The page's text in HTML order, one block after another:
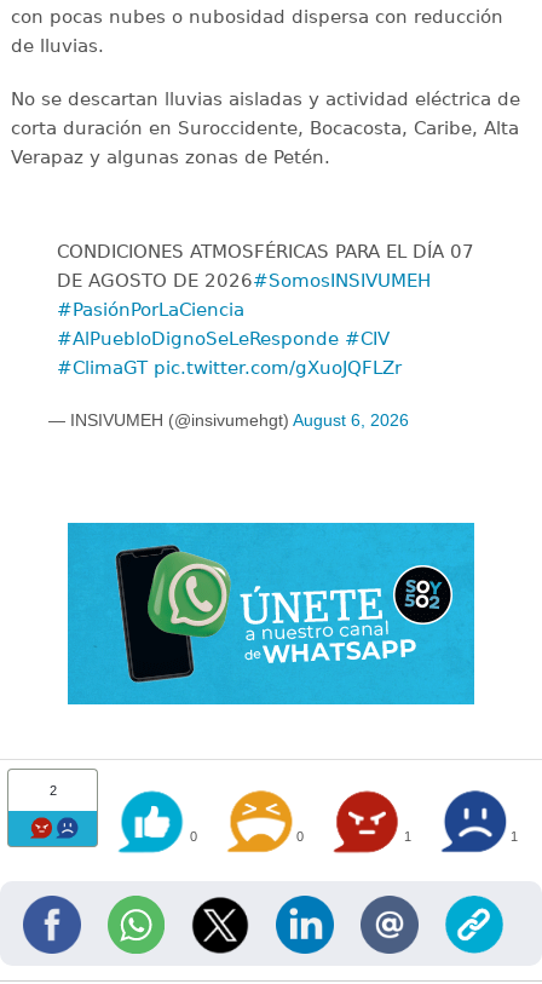
con pocas nubes o nubosidad dispersa con reducción
de lluvias.
No se descartan lluvias aisladas y actividad eléctrica de
corta duración en Suroccidente, Bocacosta, Caribe, Alta
Verapaz y algunas zonas de Petén.
CONDICIONES ATMOSFÉRICAS PARA EL DÍA 07
DE AGOSTO DE 2026#SomosINSIVUMEH
#PasiónPorLaCiencia
#AlPuebloDignoSeLeResponde #CIV
#ClimaGT pic.twitter.com/gXuoJQFLZr
— INSIVUMEH (@insivumehgt) August 6, 2026
2
0 0 1 1